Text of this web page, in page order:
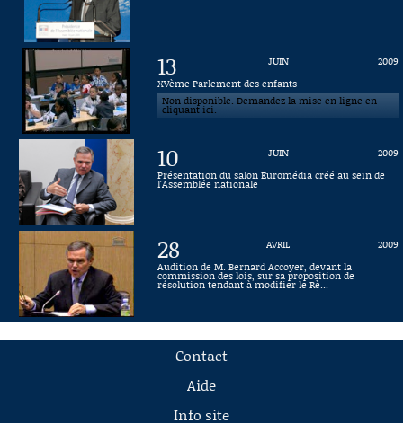
13 JUIN
2009
XVème Parlement des enfants
Non disponible. Demandez la mise en ligne en
cliquant ici.
10 JUIN
2009
Présentation du salon Euromédia créé au sein de
l'Assemblée nationale
28 AVRIL
2009
Audition de M. Bernard Accoyer, devant la
commission des lois, sur sa proposition de
résolution tendant à modifier le Rè...
Contact
Aide
Info site